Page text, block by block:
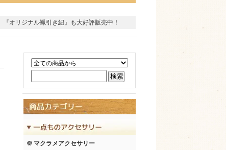
『オリジナル蝋引き紐』 も大好評販売中！
マクラメアクセサリー